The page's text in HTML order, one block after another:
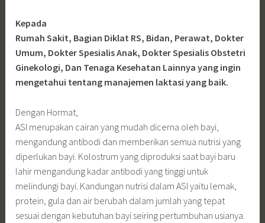
Kepada
Rumah Sakit, Bagian Diklat RS, Bidan, Perawat, Dokter
Umum, Dokter Spesialis Anak, Dokter Spesialis Obstetri
Ginekologi, Dan Tenaga Kesehatan Lainnya yang ingin
mengetahui tentang manajemen laktasi yang baik.
Dengan Hormat,
ASI merupakan cairan yang mudah dicerna oleh bayi,
mengandung antibodi dan memberikan semua nutrisi yang
diperlukan bayi. Kolostrum yang diproduksi saat bayi baru
lahir mengandung kadar antibodi yang tinggi untuk
melindungi bayi. Kandungan nutrisi dalam ASI yaitu lemak,
protein, gula dan air berubah dalam jumlah yang tepat
sesuai dengan kebutuhan bayi seiring pertumbuhan usianya.